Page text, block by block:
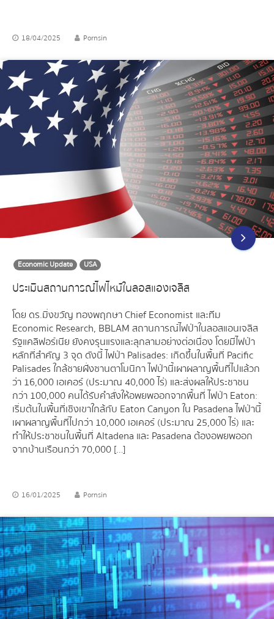
18/04/2025 Pornsin
Economic Update USA
ประเมินสถานการณ์ไฟไหม้ในลอสแองเจลิส
โดย ดร.มิ่งขวัญ ทองพฤกษา Chief Economist และทีม
Economic Research, BBLAM สถานการณ์ไฟป่าในลอสแอนเจลิส
รัฐแคลิฟอร์เนีย ยังคงรุนแรงและลุกลามอย่างต่อเนื่อง โดยมีไฟป่า
หลักที่สำคัญ 3 จุด ดังนี้ ไฟป่า Palisades: เกิดขึ้นในพื้นที่ Pacific
Palisades ใกล้ชายฝั่งซานตาโมนิกา ไฟป่านี้เผาผลาญพื้นที่ไปแล้วก
ว่า 16,000 เอเคอร์ (ประมาณ 40,000 ไร่) และส่งผลให้ประชาชน
กว่า 100,000 คนได้รับคำสั่งให้อพยพออกจากพื้นที่ ไฟป่า Eaton:
เริ่มต้นในพื้นที่เชิงเขาใกล้กับ Eaton Canyon ใน Pasadena ไฟป่านี้
เผาผลาญพื้นที่ไปกว่า 10,000 เอเคอร์ (ประมาณ 25,000 ไร่) และ
ทำให้ประชาชนในพื้นที่ Altadena และ Pasadena ต้องอพยพออก
จากบ้านเรือนกว่า 70,000 […]
16/01/2025 Pornsin